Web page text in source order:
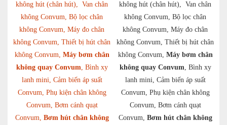
không hút (chân hút), Van chân
không Convum, Bộ lọc chân
không Convum, Máy đo chân
không Convum, Thiết bị hút chân
không Convum, Máy bơm chân
không quay Convum, Bình xy
lanh mini, Cảm biến áp suất
Convum, Phụ kiện chân không
Convum, Bơm cánh quạt
Convum, Bơm hút chân không
không hút (chân hút), Van chân
không Convum, Bộ lọc chân
không Convum, Máy đo chân
không Convum, Thiết bị hút chân
không Convum, Máy bơm chân
không quay Convum, Bình xy
lanh mini, Cảm biến áp suất
Convum, Phụ kiện chân không
Convum, Bơm cánh quạt
Convum, Bơm hút chân không